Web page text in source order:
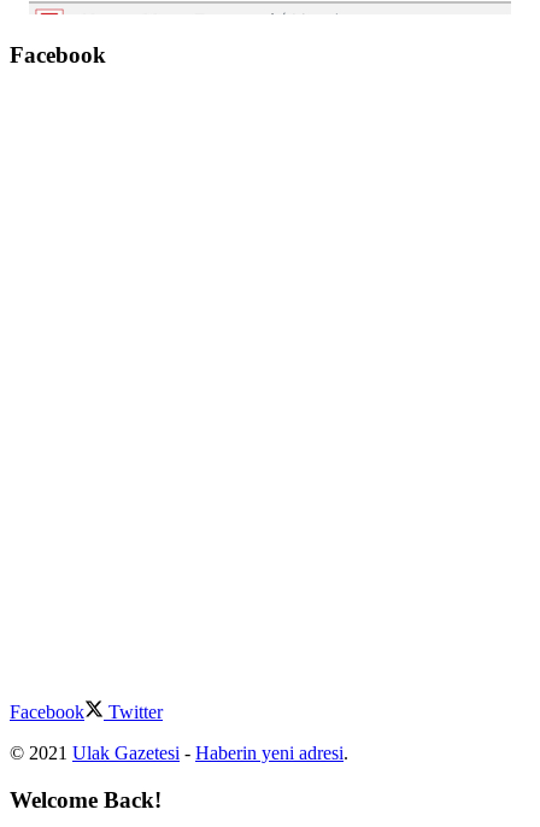
Facebook
Facebook
Twitter
© 2021 Ulak Gazetesi - Haberin yeni adresi.
Welcome Back!